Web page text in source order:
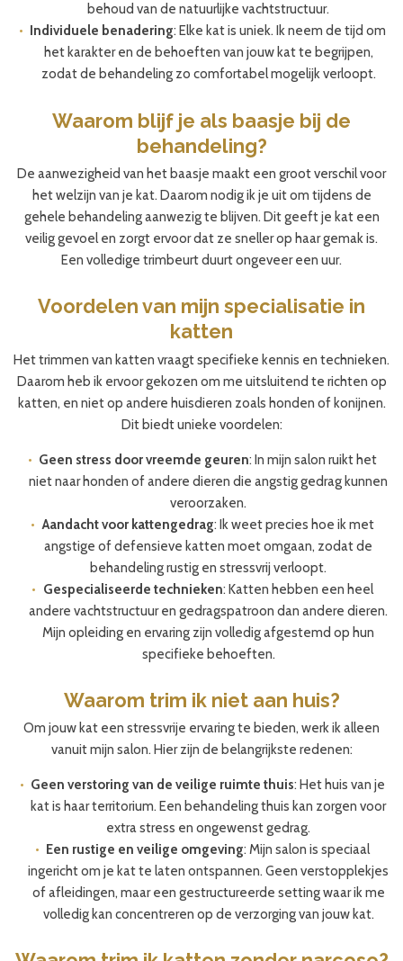
behoud van de natuurlijke vachtstructuur.
Individuele benadering: Elke kat is uniek. Ik neem de tijd om
het karakter en de behoeften van jouw kat te begrijpen,
zodat de behandeling zo comfortabel mogelijk verloopt.
Waarom blijf je als baasje bij de
behandeling?
De aanwezigheid van het baasje maakt een groot verschil voor
het welzijn van je kat. Daarom nodig ik je uit om tijdens de
gehele behandeling aanwezig te blijven. Dit geeft je kat een
veilig gevoel en zorgt ervoor dat ze sneller op haar gemak is.
Een volledige trimbeurt duurt ongeveer een uur.
Voordelen van mijn specialisatie in
katten
Het trimmen van katten vraagt specifieke kennis en technieken.
Daarom heb ik ervoor gekozen om me uitsluitend te richten op
katten, en niet op andere huisdieren zoals honden of konijnen.
Dit biedt unieke voordelen:
Geen stress door vreemde geuren: In mijn salon ruikt het
niet naar honden of andere dieren die angstig gedrag kunnen
veroorzaken.
Aandacht voor kattengedrag: Ik weet precies hoe ik met
angstige of defensieve katten moet omgaan, zodat de
behandeling rustig en stressvrij verloopt.
Gespecialiseerde technieken: Katten hebben een heel
andere vachtstructuur en gedragspatroon dan andere dieren.
Mijn opleiding en ervaring zijn volledig afgestemd op hun
specifieke behoeften.
Waarom trim ik niet aan huis?
Om jouw kat een stressvrije ervaring te bieden, werk ik alleen
vanuit mijn salon. Hier zijn de belangrijkste redenen:
Geen verstoring van de veilige ruimte thuis: Het huis van je
kat is haar territorium. Een behandeling thuis kan zorgen voor
extra stress en ongewenst gedrag.
Een rustige en veilige omgeving: Mijn salon is speciaal
ingericht om je kat te laten ontspannen. Geen verstopplekjes
of afleidingen, maar een gestructureerde setting waar ik me
volledig kan concentreren op de verzorging van jouw kat.